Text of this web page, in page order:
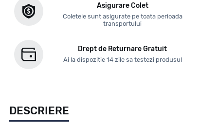
Asigurare Colet
Coletele sunt asigurate pe toata perioada
transportului
Drept de Returnare Gratuit
Ai la dispozitie 14 zile sa testezi produsul
DESCRIERE